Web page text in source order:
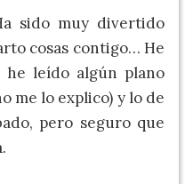
sido muy divertido
cosas contigo… He
he leído algún plano
me lo explico) y lo de
pero seguro que